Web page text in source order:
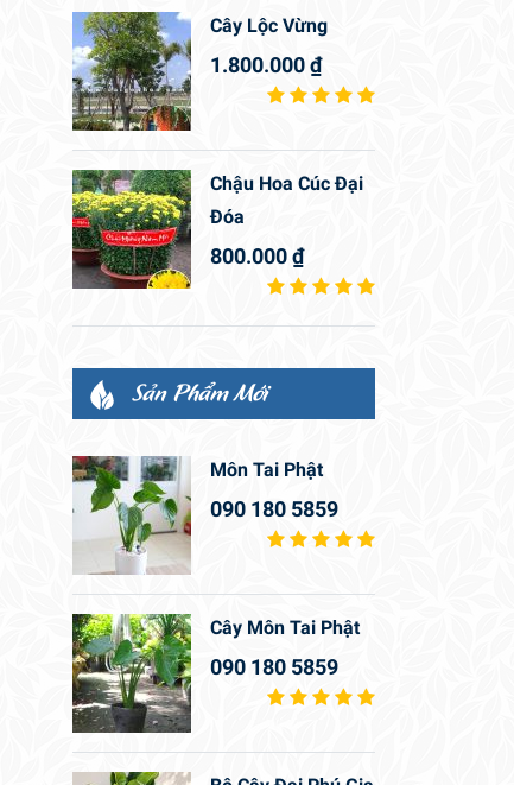
Cây Lộc Vừng
1.800.000₫
Chậu Hoa Cúc Đại
Đóa
800.000₫
Sản Phẩm Mới
Môn Tai Phật
090 180 5859
Cây Môn Tai Phật
090 180 5859